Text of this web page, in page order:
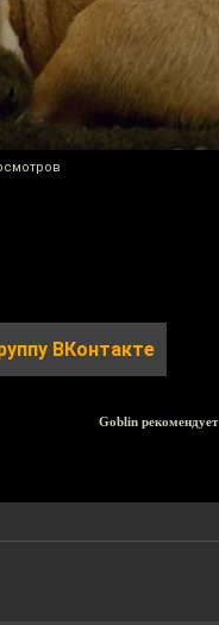
ВКонтакте
Goblin рекомендует